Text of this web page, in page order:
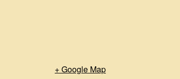
+ Google Map